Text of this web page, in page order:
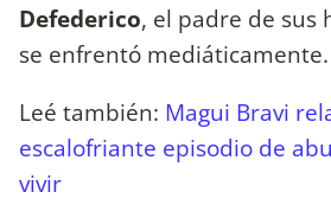
Defederico, el padre de sus
se enfrentó mediáticamente.
Leé también: Magui Bravi
escalofriante episodio de
vivir